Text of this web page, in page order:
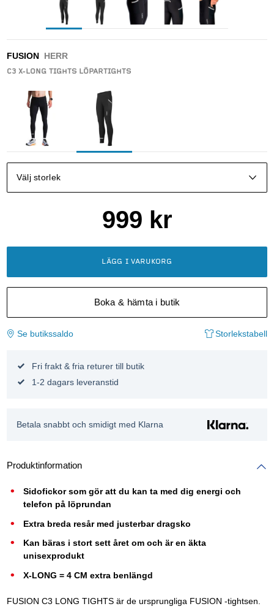
FUSION HERR
C3 X-LONG TIGHTS LÖPARTIGHTS
Välj storlek
999 kr
LÄGG I VARUKORG
Boka & hämta i butik
Se butikssaldo Storlekstabell
Fri frakt & fria returer till butik
1-2 dagars leveranstid
Betala snabbt och smidigt med Klarna
Produktinformation
Sidofickor som gör att du kan ta med dig energi och
telefon på löprundan
Extra breda resår med justerbar dragsko
Kan bäras i stort sett året om och är en äkta
unisexprodukt
X-LONG = 4 CM extra benlängd
FUSION C3 LONG TIGHTS är de ursprungliga FUSION -tightsen.